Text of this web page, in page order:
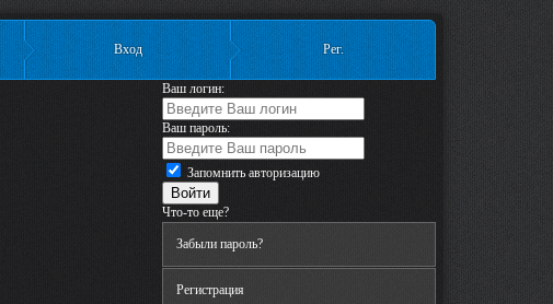
Вход Рег.
Ваш логин:
Ваш пароль:
Запомнить авторизацию
Что-то еще?
Забыли пароль?
Регистрация